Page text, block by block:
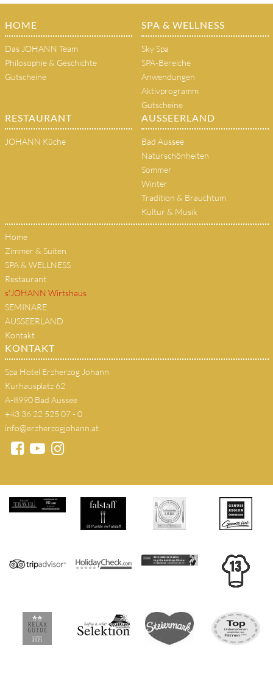
HOME
Das JOHANN Team
Philosophie & Geschichte
Gutscheine
SPA & WELLNESS
Sky Spa
SPA-Bereiche
Anwendungen
Aktivprogramm
Gutscheine
RESTAURANT
JOHANN Küche
AUSSEERLAND
Bad Aussee
Naturschönheiten
Sommer
Winter
Tradition & Brauchtum
Kultur & Musik
Home
Zimmer & Suiten
SPA & WELLNESS
Restaurant
s'JOHANN Wirtshaus
SEMINARE
AUSSEERLAND
Kontakt
KONTAKT
Spa Hotel Erzherzog Johann
Kurhausplatz 62
A-8990 Bad Aussee
+43 36 22 525 07 - 0
info@erzherzogjohann.at